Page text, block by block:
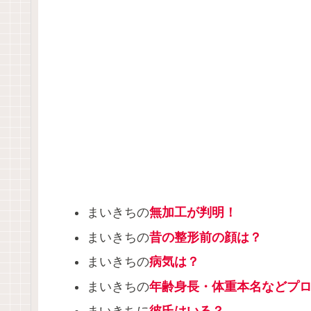
まいきちの無加工が判明！
まいきちの昔の整形前の顔は？
まいきちの病気は？
まいきちの年齢身長・体重本名などプ